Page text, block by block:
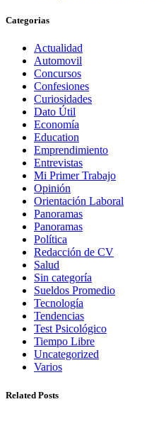
Categorias
Actualidad
Automovil
Concursos
Confesiones
Curiosidades
Dato Útil
Economía
Education
Emprendimiento
Entrevistas
Mi Primer Trabajo
Opinión
Orientación Laboral
Panoramas
Panoramas
Política
Redacción de CV
Salud
Sin categoría
Sueldos Promedio
Tecnología
Tendencias
Test Psicológico
Tiempo Libre
Uncategorized
Varios
Related Posts